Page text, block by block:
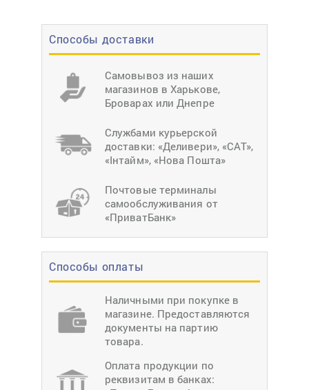
Способы доставки
Самовывоз из наших
магазинов в Харькове,
Броварах или Днепре
Службами курьерской
доставки: «Деливери», «САТ»,
«Інтайм», «Нова Пошта»
Почтовые терминалы
самообслуживания от
«ПриватБанк»
Способы оплаты
Наличными при покупке в
магазине. Предоставляются
документы на партию
товара.
Оплата продукции по
реквизитам в банках: